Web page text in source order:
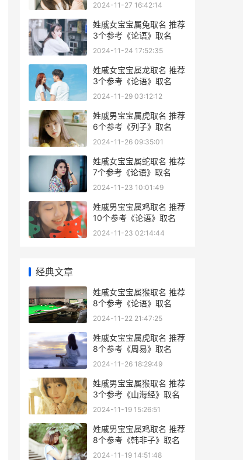
2024-11-27 16:42:14
姓戚女宝宝属兔取名 推荐
3个参考《论语》取名
2024-11-24 17:52:35
姓戚女宝宝属龙取名 推荐
3个参考《论语》取名
2024-11-29 03:12:12
姓戚男宝宝属虎取名 推荐
6个参考《列子》取名
2024-11-26 09:35:01
姓戚女宝宝属蛇取名 推荐
7个参考《论语》取名
2024-11-23 10:01:49
姓戚男宝宝属鸡取名 推荐
10个参考《论语》取名
2024-11-23 02:14:44
经典文章
姓戚女宝宝属猴取名 推荐
8个参考《论语》取名
2024-11-22 21:47:25
姓戚女宝宝属虎取名 推荐
8个参考《周易》取名
2024-11-26 18:29:49
姓戚男宝宝属猴取名 推荐
3个参考《山海经》取名
2024-11-19 15:26:51
姓戚男宝宝属鸡取名 推荐
8个参考《韩非子》取名
2024-11-19 14:51:48